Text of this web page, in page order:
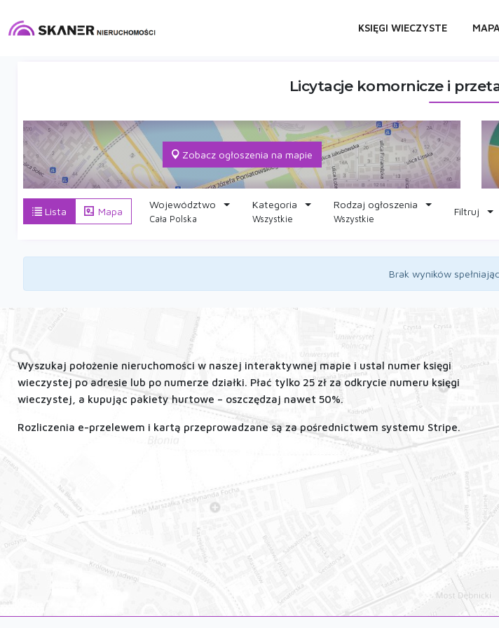
KSIĘGI WIECZYSTE
Licytacje komornicze i
Zobacz ogłoszenia na mapie
Lista Mapa
Województwo
Cała Polska
Kategoria
Wszystkie
Rodzaj ogłoszenia
Wszystkie
Filtruj
Brak wyników
Wyszukaj położenie nieruchomości w naszej interaktywnej mapie i ustal numer księgi
wieczystej po adresie lub po numerze działki. Płać tylko 25 zł za odkrycie numeru księgi
wieczystej, a kupując pakiety hurtowe – oszczędzaj nawet 50%.
Rozliczenia e-przelewem i kartą przeprowadzane są za pośrednictwem systemu Stripe.